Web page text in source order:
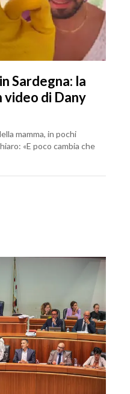
Sardegna: la
di Dany
mamma, in pochi
«E poco cambia che